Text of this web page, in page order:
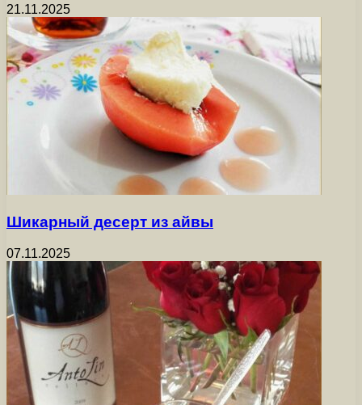
21.11.2025
Шикарный десерт из айвы
07.11.2025